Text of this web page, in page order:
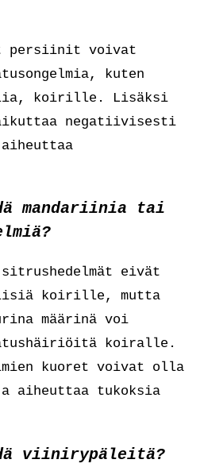
persiinit voivat
kuten
koirille. Lisäksi
negatiivisesti
mandariinia tai
eivät
koirille, mutta
määrinä voi
koiralle.
kuoret voivat olla
aiheuttaa tukoksia
viinirypäleitä?